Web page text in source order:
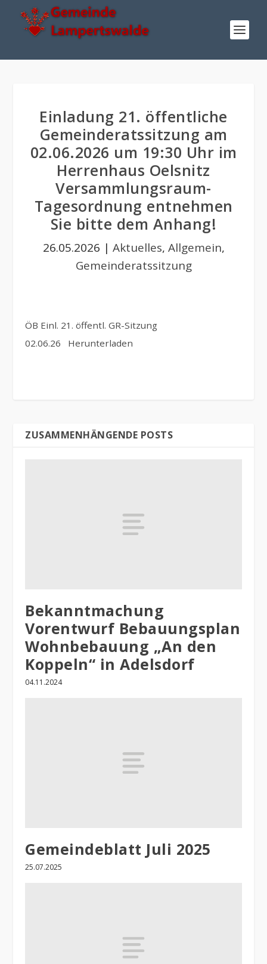
Einladung 21. öffentliche
Gemeinderatssitzung am
02.06.2026 um 19:30 Uhr im
Herrenhaus Oelsnitz
Versammlungsraum-
Tagesordnung entnehmen
Sie bitte dem Anhang!
26.05.2026 | Aktuelles, Allgemein,
Gemeinderatssitzung
ÖB Einl. 21. öffentl. GR-Sitzung
02.06.26
Herunterladen
ZUSAMMENHÄNGENDE POSTS
Bekanntmachung
Vorentwurf Bebauungsplan
Wohnbebauung „An den
Koppeln“ in Adelsdorf
04.11.2024
Gemeindeblatt Juli 2025
25.07.2025